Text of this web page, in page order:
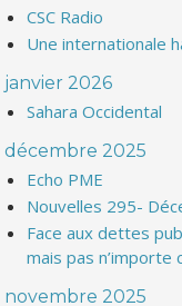
CSC Radio
Une internationale
janvier 2026
Sahara Occidental
décembre 2025
Echo PME
Nouvelles 295-
Face aux dettes
mais pas n’importe
novembre 2025